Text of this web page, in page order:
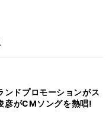
ンドプロモーションがス
彦がCMソングを熱唱!